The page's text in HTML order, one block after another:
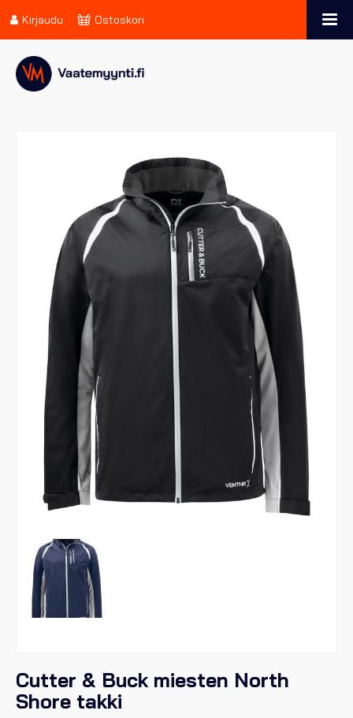
Cutter & Buck miesten North
Shore takki
Kirjaudu Ostoskori